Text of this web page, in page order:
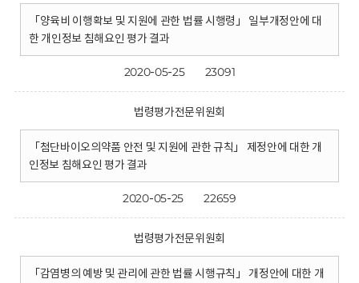
「양육비 이행확보 및 지원에 관한 법률 시행령」 일부개정안에 대
한 개인정보 침해요인 평가 결과
2020-05-25 23091
법령평가전문위원회
「첨단바이오의약품 안전 및 지원에 관한 규칙」 제정안에 대한 개
인정보 침해요인 평가 결과
2020-05-25 22659
법령평가전문위원회
「감염병의 예방 및 관리에 관한 법률 시행규칙」 개정안에 대한 개